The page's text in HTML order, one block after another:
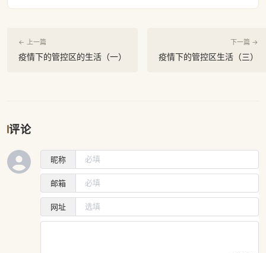
← 上一篇
疫情下的管控区的生活（一）
下一篇 →
疫情下的管控区生活（三）
评论
昵称
邮箱
网址